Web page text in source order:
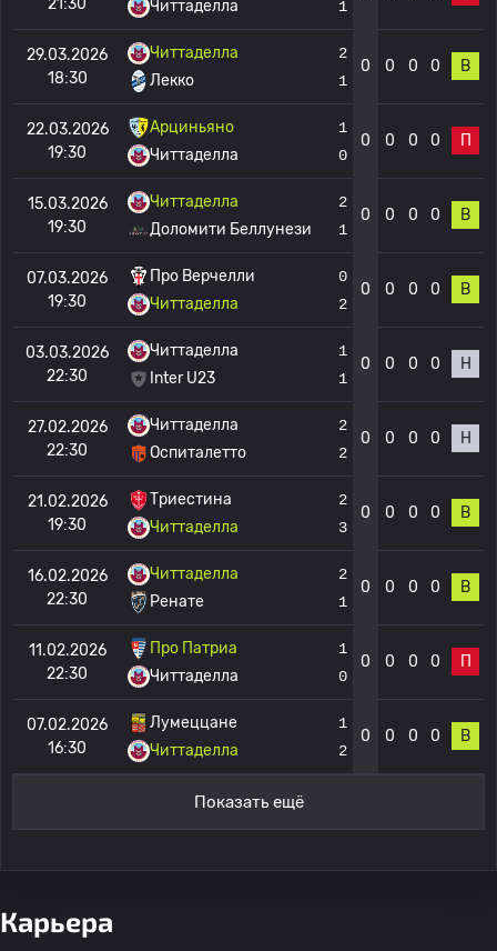
21:30
Читтаделла
1
29.03.2026
18:30
Читтаделла
Лекко
2
1
0 0 0 0 В
22.03.2026
19:30
Арциньяно
Читтаделла
1
0
0 0 0 0 П
15.03.2026
19:30
Читтаделла
Доломити Беллунези
2
1
0 0 0 0 В
07.03.2026
19:30
Про Верчелли
Читтаделла
0
2
0 0 0 0 В
03.03.2026
22:30
Читтаделла
Inter U23
1
1
0 0 0 0 Н
27.02.2026
22:30
Читтаделла
Оспиталетто
2
2
0 0 0 0 Н
21.02.2026
19:30
Триестина
Читтаделла
2
3
0 0 0 0 В
16.02.2026
22:30
Читтаделла
Ренате
2
1
0 0 0 0 В
11.02.2026
22:30
Про Патриа
Читтаделла
1
0
0 0 0 0 П
07.02.2026
16:30
Лумеццане
Читтаделла
1
2
0 0 0 0 В
Показать ещё
Карьера